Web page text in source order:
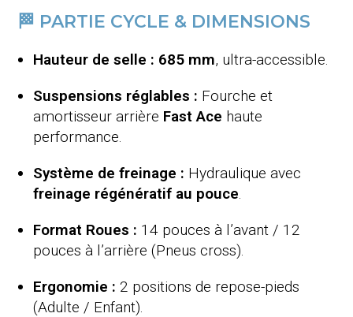
🏁 PARTIE CYCLE & DIMENSIONS
Hauteur de selle : 685 mm, ultra-accessible.
Suspensions réglables : Fourche et
amortisseur arrière Fast Ace haute
performance.
Système de freinage : Hydraulique avec
freinage régénératif au pouce.
Format Roues : 14 pouces à l’avant / 12
pouces à l’arrière (Pneus cross).
Ergonomie : 2 positions de repose-pieds
(Adulte / Enfant).